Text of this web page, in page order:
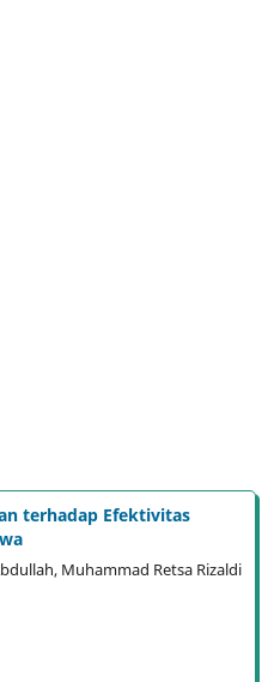
terhadap Efektivitas
Muhammad Retsa Rizaldi